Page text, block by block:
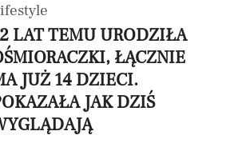
LAT TEMU URODZIŁA
ŁĄCZNIE
JUŻ 14 DZIECI.
JAK DZIŚ